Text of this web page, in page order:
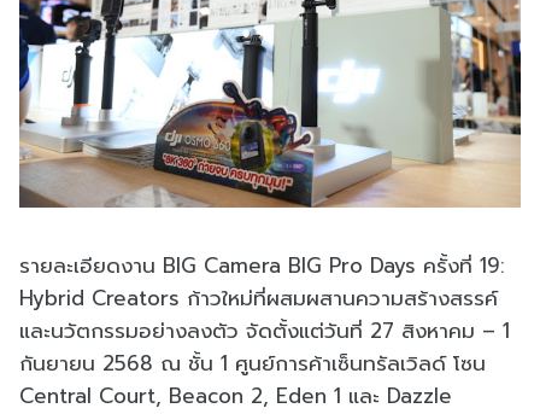
รายละเอียดงาน BIG Camera BIG Pro Days ครั้งที่ 19:
Hybrid Creators ก้าวใหม่ที่ผสมผสานความสร้างสรรค์
และนวัตกรรมอย่างลงตัว จัดตั้งแต่วันที่ 27 สิงหาคม – 1
กันยายน 2568 ณ ชั้น 1 ศูนย์การค้าเซ็นทรัลเวิลด์ โซน
Central Court, Beacon 2, Eden 1 และ Dazzle